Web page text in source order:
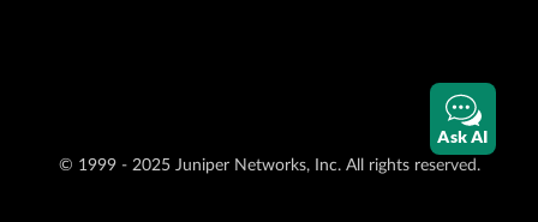
© 1999 - 2025 Juniper Networks, Inc. All rights reserved.
Ask AI